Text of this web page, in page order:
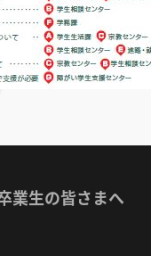
業生の皆さまへ